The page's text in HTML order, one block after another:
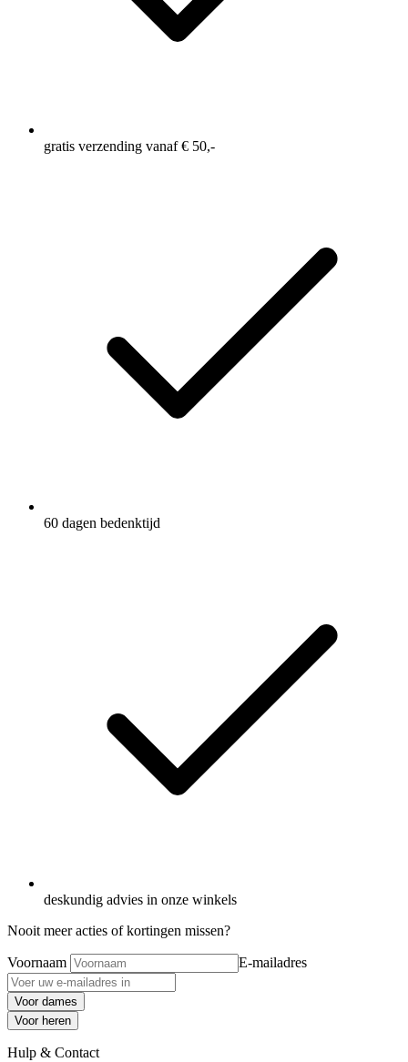
gratis verzending vanaf € 50,-
60 dagen bedenktijd
deskundig advies in onze winkels
Nooit meer acties of kortingen missen?
Voornaam E-mailadres
Voor dames
Voor heren
Hulp & Contact